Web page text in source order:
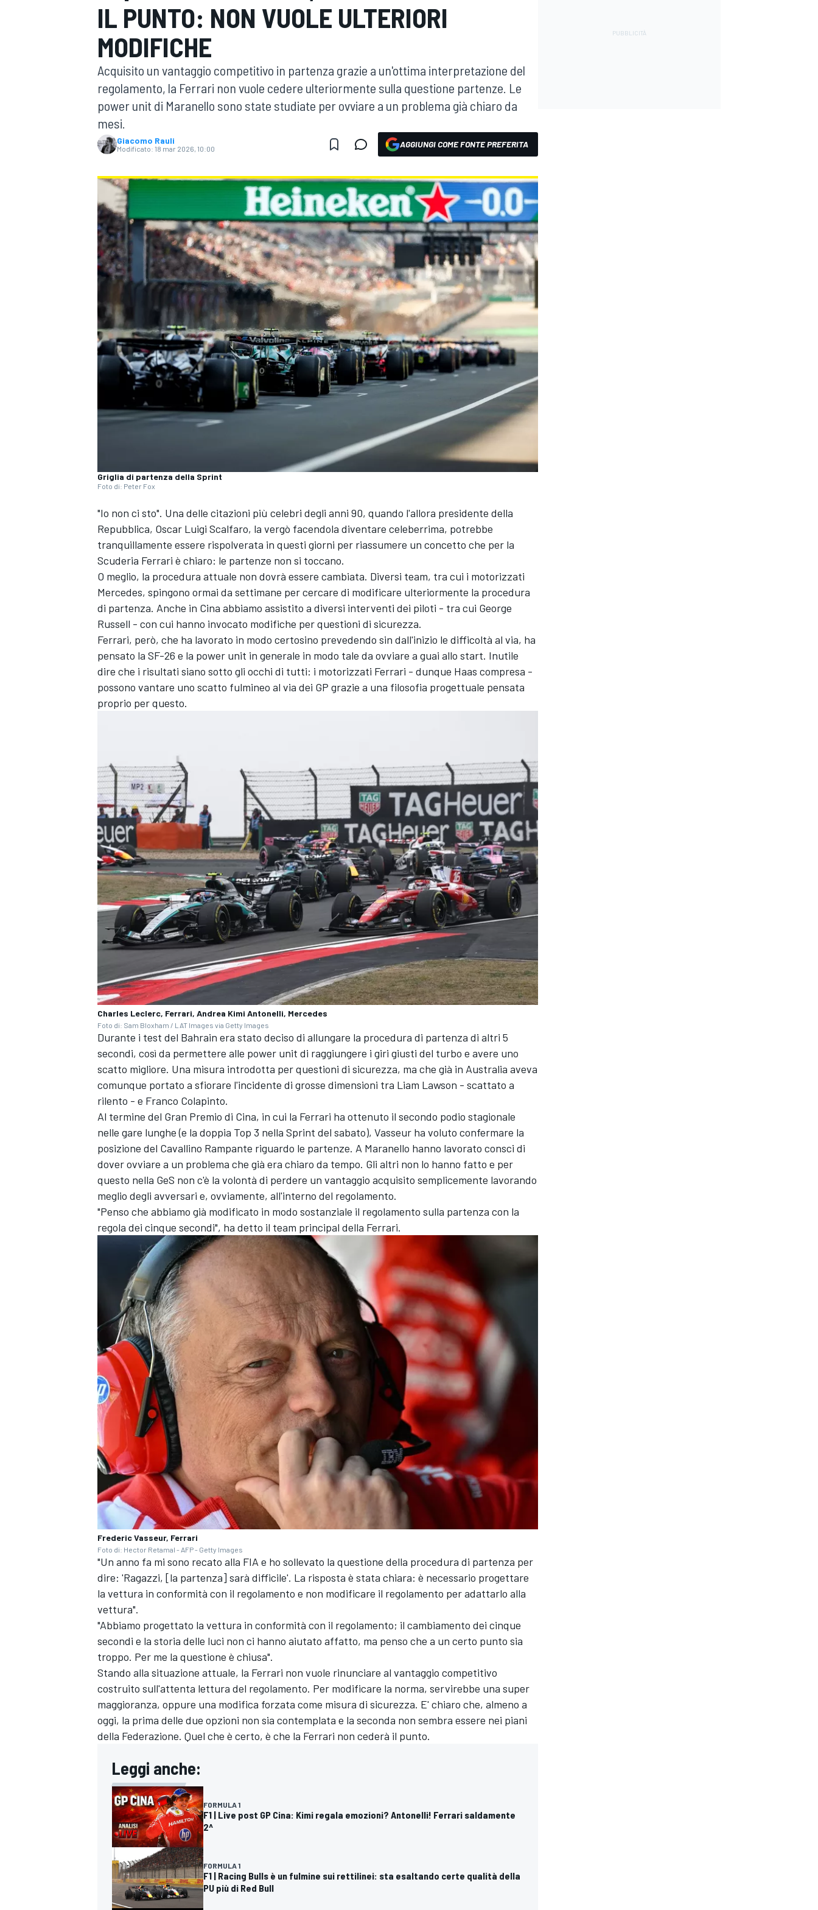
MOTOGP WEC
WRC
MONOPOSTO
ENDURANCE/GT
MONOMARCA
IL PUNTO: NON VUOLE ULTERIORI
MODIFICHE
Acquisito un vantaggio competitivo in partenza grazie a un'ottima interpretazione del
regolamento, la Ferrari non vuole cedere ulteriormente sulla questione partenze. Le
power unit di Maranello sono state studiate per ovviare a un problema già chiaro da
mesi.
Giacomo Rauli
Modificato: 18 mar 2026, 10:00 AGGIUNGI COME FONTE PREFERITA
Griglia di partenza della Sprint
Foto di: Peter Fox
"Io non ci sto". Una delle citazioni più celebri degli anni 90, quando l'allora presidente della
Repubblica, Oscar Luigi Scalfaro, la vergò facendola diventare celeberrima, potrebbe
tranquillamente essere rispolverata in questi giorni per riassumere un concetto che per la
Scuderia Ferrari è chiaro: le partenze non si toccano.
O meglio, la procedura attuale non dovrà essere cambiata. Diversi team, tra cui i motorizzati
Mercedes, spingono ormai da settimane per cercare di modificare ulteriormente la procedura
di partenza. Anche in Cina abbiamo assistito a diversi interventi dei piloti - tra cui George
Russell - con cui hanno invocato modifiche per questioni di sicurezza.
Ferrari, però, che ha lavorato in modo certosino prevedendo sin dall'inizio le difficoltà al via, ha
pensato la SF-26 e la power unit in generale in modo tale da ovviare a guai allo start. Inutile
dire che i risultati siano sotto gli occhi di tutti: i motorizzati Ferrari - dunque Haas compresa -
possono vantare uno scatto fulmineo al via dei GP grazie a una filosofia progettuale pensata
proprio per questo.
Charles Leclerc, Ferrari, Andrea Kimi Antonelli, Mercedes
Foto di: Sam Bloxham / LAT Images via Getty Images
Durante i test del Bahrain era stato deciso di allungare la procedura di partenza di altri 5
secondi, così da permettere alle power unit di raggiungere i giri giusti del turbo e avere uno
scatto migliore. Una misura introdotta per questioni di sicurezza, ma che già in Australia aveva
comunque portato a sfiorare l'incidente di grosse dimensioni tra Liam Lawson - scattato a
rilento - e Franco Colapinto.
Al termine del Gran Premio di Cina, in cui la Ferrari ha ottenuto il secondo podio stagionale
nelle gare lunghe (e la doppia Top 3 nella Sprint del sabato), Vasseur ha voluto confermare la
posizione del Cavallino Rampante riguardo le partenze. A Maranello hanno lavorato consci di
dover ovviare a un problema che già era chiaro da tempo. Gli altri non lo hanno fatto e per
questo nella GeS non c'è la volontà di perdere un vantaggio acquisito semplicemente lavorando
meglio degli avversari e, ovviamente, all'interno del regolamento.
"Penso che abbiamo già modificato in modo sostanziale il regolamento sulla partenza con la
regola dei cinque secondi", ha detto il team principal della Ferrari.
Frederic Vasseur, Ferrari
Foto di: Hector Retamal - AFP - Getty Images
"Un anno fa mi sono recato alla FIA e ho sollevato la questione della procedura di partenza per
dire: 'Ragazzi, [la partenza] sarà difficile'. La risposta è stata chiara: è necessario progettare
la vettura in conformità con il regolamento e non modificare il regolamento per adattarlo alla
vettura".
"Abbiamo progettato la vettura in conformità con il regolamento; il cambiamento dei cinque
secondi e la storia delle luci non ci hanno aiutato affatto, ma penso che a un certo punto sia
troppo. Per me la questione è chiusa".
Stando alla situazione attuale, la Ferrari non vuole rinunciare al vantaggio competitivo
costruito sull'attenta lettura del regolamento. Per modificare la norma, servirebbe una super
maggioranza, oppure una modifica forzata come misura di sicurezza. E' chiaro che, almeno a
oggi, la prima delle due opzioni non sia contemplata e la seconda non sembra essere nei piani
della Federazione. Quel che è certo, è che la Ferrari non cederà il punto.
Leggi anche:
FORMULA 1
F1 | Live post GP Cina: Kimi regala emozioni? Antonelli! Ferrari saldamente
2^
FORMULA 1
F1 | Racing Bulls è un fulmine sui rettilinei: sta esaltando certe qualità della
PU più di Red Bull